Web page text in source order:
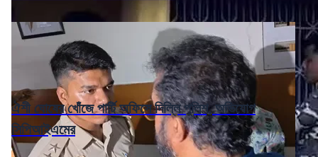
ঐশী ঘোষের খোঁজে পার্টি অফিসে দিল্লি পুলিশ, অভিযোগ
সিপিআইএমের